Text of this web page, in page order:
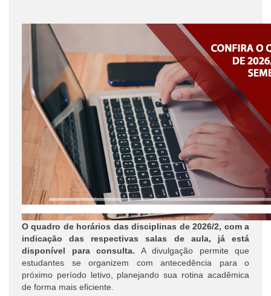
O quadro de horários das disciplinas de 2026/2, com a
indicação das respectivas salas de aula, já está
disponível para consulta. A divulgação permite que
estudantes se organizem com antecedência para o
próximo período letivo, planejando sua rotina acadêmica
de forma mais eficiente.